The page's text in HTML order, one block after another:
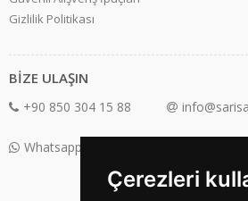
Çerezleri
Gizlilik Politikası
BİZE ULAŞIN
+90 850 304 15 88
Whatsapp Destek: +90 850 304 15 88